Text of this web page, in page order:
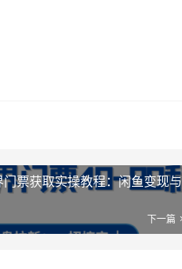
票获取实操教程：闲鱼变现与
下一篇